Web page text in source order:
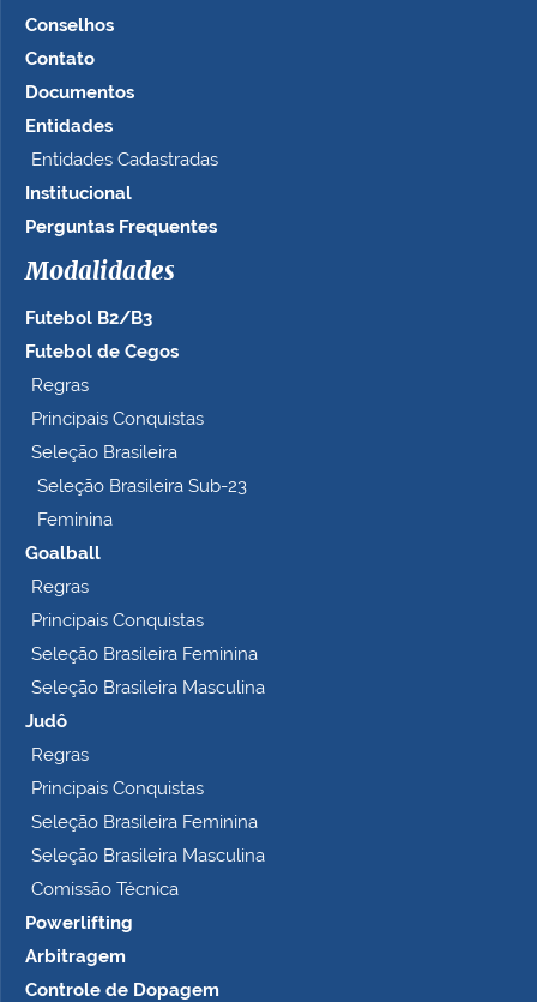
Conselhos
Contato
Documentos
Entidades
Entidades Cadastradas
Institucional
Perguntas Frequentes
Modalidades
Futebol B2/B3
Futebol de Cegos
Regras
Principais Conquistas
Seleção Brasileira
Seleção Brasileira Sub-23
Feminina
Goalball
Regras
Principais Conquistas
Seleção Brasileira Feminina
Seleção Brasileira Masculina
Judô
Regras
Principais Conquistas
Seleção Brasileira Feminina
Seleção Brasileira Masculina
Comissão Técnica
Powerlifting
Arbitragem
Controle de Dopagem